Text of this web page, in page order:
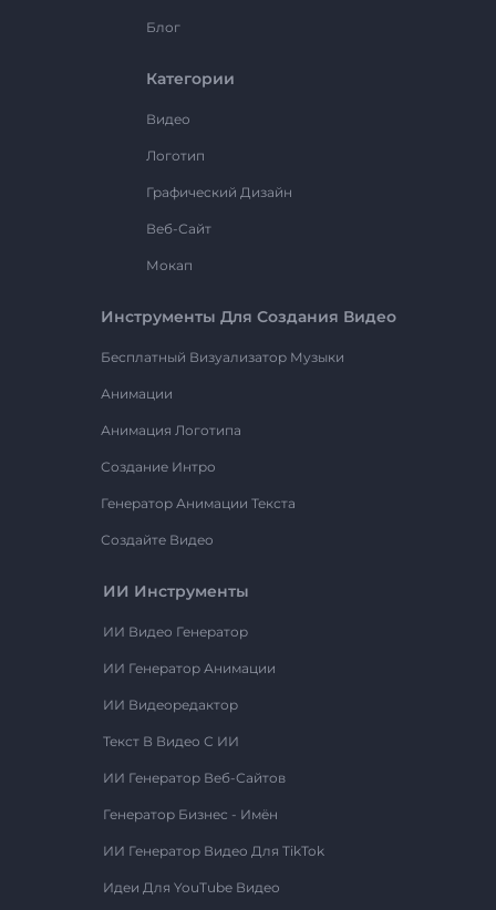
Блог
Категории
Видео
Логотип
Графический Дизайн
Веб-Сайт
Мокап
Инструменты Для Создания Видео
Бесплатный Визуализатор Музыки
Анимации
Анимация Логотипа
Создание Интро
Генератор Анимации Текста
Создайте Видео
ИИ Инструменты
ИИ Видео Генератор
ИИ Генератор Анимации
ИИ Видеоредактор
Текст В Видео С ИИ
ИИ Генератор Веб-Сайтов
Генератор Бизнес - Имён
ИИ Генератор Видео Для TikTok
Идеи Для YouTube Видео